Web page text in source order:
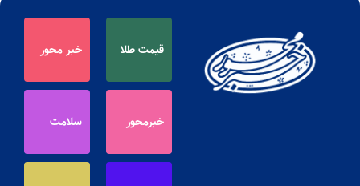
قیمت طلا خبر محور
خبرمحور سلامت